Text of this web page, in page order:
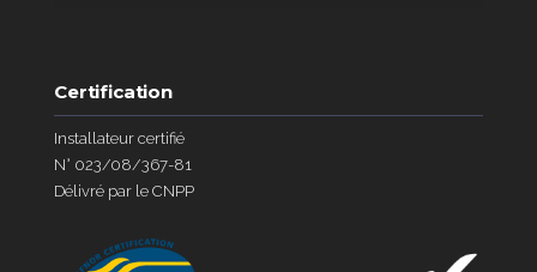
Certification
Installateur certifié
N° 023/08/367-81
Délivré par le CNPP